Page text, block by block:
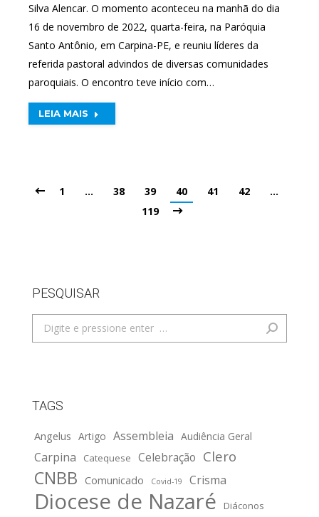
Silva Alencar. O momento aconteceu na manhã do dia
16 de novembro de 2022, quarta-feira, na Paróquia
Santo Antônio, em Carpina-PE, e reuniu líderes da
referida pastoral advindos de diversas comunidades
paroquiais. O encontro teve início com…
LEIA MAIS
1 … 38 39 40 41 42
…
119
PESQUISAR
Search:
TAGS
Angelus Artigo Assembleia Audiência Geral
Carpina Catequese Celebração Clero
CNBB Comunicado Covid-19 Crisma
Diocese de Nazaré
Diáconos